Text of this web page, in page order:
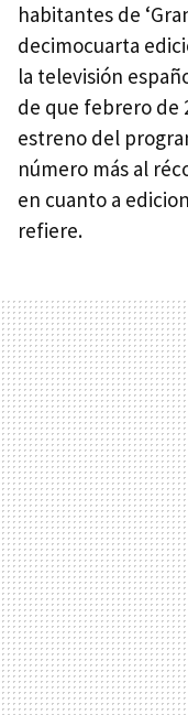
habitantes de
decimocuarta
la televisión
de que febrero de
estreno del
número más al
en cuanto a
refiere.